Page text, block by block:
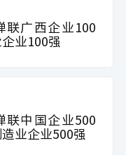
联广西企业100
业100强
联中国企业500
业企业500强